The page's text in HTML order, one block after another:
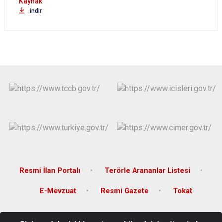
indir
Resmi İlan Portalı Terörle Arananlar Listesi
E-Mevzuat Resmi Gazete Tokat